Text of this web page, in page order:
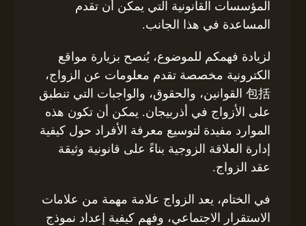
المؤسسات القانونية التي يمكن أن تقدم
المساعدة في هذا الجانب.
لزيادة فهمكم للموضوع، يُنصح بزيارة مواقع
الكترونية مخصصة تقدم معلومات عن الزواج،
包括 القوانين، والحقوق، والواجبات التي تنطبق
على الأزواج في أذربيجان. يمكن أن تكون هذه
الموارد مفيدة لتوسيع معرفة الأفراد حول كيفية
إدارة العلاقة الزوجية بناءً على قانونية وثيقة
عقد الزواج.
في الختام، يعد الزواج علامة مهمة من علامات
الاستقرار الاجتماعي، وفهم كيفية إعداد نموذج